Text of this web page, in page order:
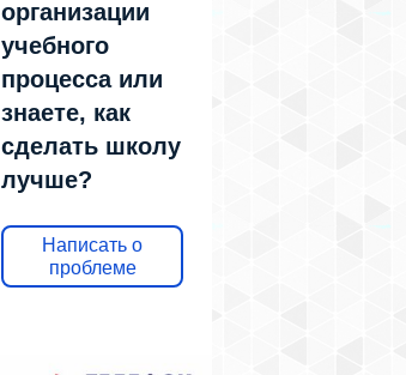
организации
учебного
процесса или
знаете, как
сделать школу
лучше?
Написать о
проблеме